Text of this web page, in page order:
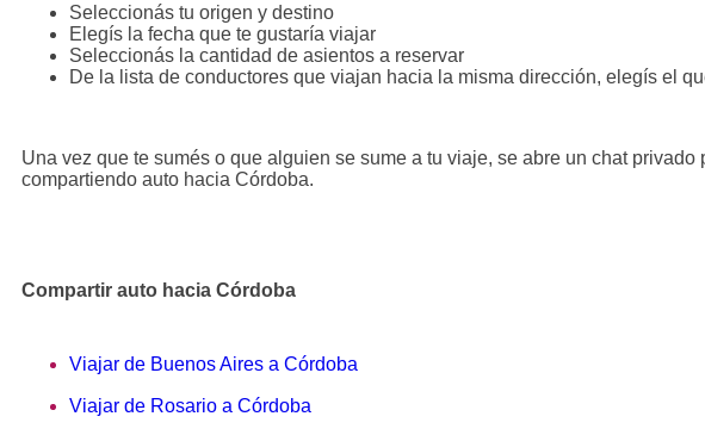
Seleccionás tu origen y destino
Elegís la fecha que te gustaría viajar
Seleccionás la cantidad de asientos a reservar
De la lista de conductores que viajan hacia la misma dirección, elegís el
Una vez que te sumés o que alguien se sume a tu viaje, se abre un chat
compartiendo auto hacia Córdoba.
Compartir auto hacia Córdoba
Viajar de Buenos Aires a Córdoba
Viajar de Rosario a Córdoba